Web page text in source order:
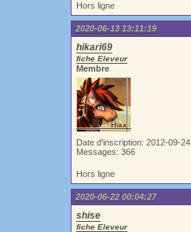
Hors ligne
2020-06-13 13:11:19
hikari69
fiche Eleveur
Membre
Date d'inscription: 2012-09-24
Messages: 366
Hors ligne
2020-06-22 00:04:27
shise
fiche Eleveur